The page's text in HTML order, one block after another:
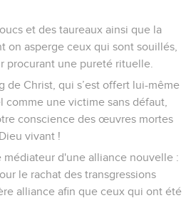
et des taureaux ainsi que la
on asperge ceux qui sont souillés,
procurant une pureté rituelle.
de Christ, qui s’est offert lui-même
comme une victime sans défaut,
conscience des œuvres mortes
vivant !
d'une alliance nouvelle :
le rachat des transgressions
alliance afin que ceux qui ont été